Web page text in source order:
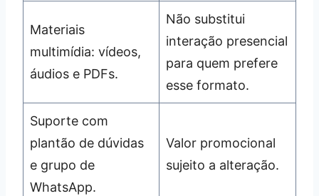
Materiais
multimídia: vídeos,
áudios e PDFs.
Não substitui
interação presencial
para quem prefere
esse formato.
Suporte com
plantão de dúvidas
e grupo de
WhatsApp.
Valor promocional
sujeito a alteração.